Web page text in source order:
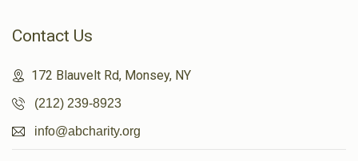
Contact Us
172 Blauvelt Rd, Monsey, NY
(212) 239-8923
info@abcharity.org